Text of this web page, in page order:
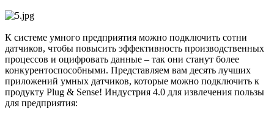
К системе умного предприятия можно подключить сотни
датчиков, чтобы повысить эффективность производственных
процессов и оцифровать данные – так они станут более
конкурентоспособными. Представляем вам десять лучших
приложений умных датчиков, которые можно подключить к
продукту Plug & Sense! Индустрия 4.0 для извлечения пользы
для предприятия: